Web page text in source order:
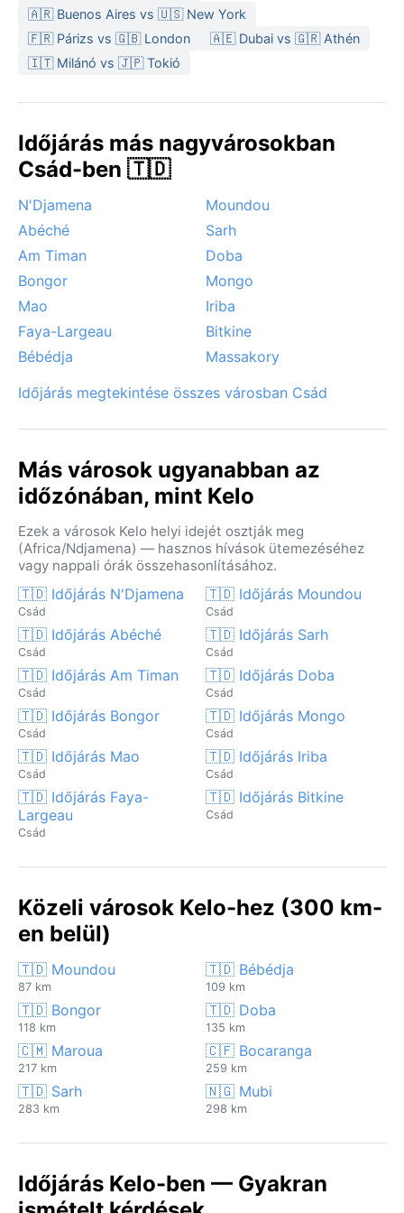
A legkedvezőbb időjárási körülmények november és
február között várhatók, amikor kevés a csapadék, és
a hőmérséklet is elviselhetőbb. Ekkor azonban a
látótávolságot és száraz, poros levegőt hoz. Az esős
évszakban heves viharok és helyi áradások is
előfordulhatnak, míg a harmattán időszakban a
reggeli köd ritkább, de a por miatt légzési problémák
léphetnek fel. A város éghajlata tehát nem
figyelembe venni ezeket a jelenségeket.
🇦🇷 Buenos Aires vs 🇺🇸 New York
🇫🇷 Párizs vs 🇬🇧 London
🇦🇪 Dubai vs 🇬🇷 Athén
🇮🇹 Milánó vs 🇯🇵 Tokió
Időjárás más nagyvárosokban
Csád-ben 🇹🇩
N'Djamena
Moundou
Abéché
Sarh
Am Timan
Doba
Bongor
Mongo
Mao
Iriba
Faya-Largeau
Bitkine
Bébédja
Massakory
Időjárás megtekintése összes városban Csád
Más városok ugyanabban az
időzónában, mint Kelo
Ezek a városok Kelo helyi idejét osztják meg
(Africa/Ndjamena) — hasznos hívások ütemezéséhez
vagy nappali órák összehasonlításához.
🇹🇩 Időjárás N'Djamena
Csád
🇹🇩 Időjárás Moundou
Csád
🇹🇩 Időjárás Abéché
Csád
🇹🇩 Időjárás Sarh
Csád
🇹🇩 Időjárás Am Timan
Csád
🇹🇩 Időjárás Doba
Csád
🇹🇩 Időjárás Bongor
Csád
🇹🇩 Időjárás Mongo
Csád
🇹🇩 Időjárás Mao
Csád
🇹🇩 Időjárás Iriba
Csád
🇹🇩 Időjárás Faya-
Largeau
Csád
🇹🇩 Időjárás Bitkine
Csád
Közeli városok Kelo-hez (300 km-
en belül)
🇹🇩 Moundou
87 km
🇹🇩 Bébédja
109 km
🇹🇩 Bongor
118 km
🇹🇩 Doba
135 km
🇨🇲 Maroua
217 km
🇨🇫 Bocaranga
259 km
🇹🇩 Sarh
283 km
🇳🇬 Mubi
298 km
Időjárás Kelo-ben — Gyakran